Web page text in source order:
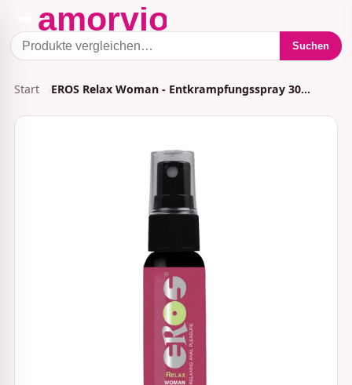
Suchen
Start EROS Relax Woman - Entkrampfungsspray 30…